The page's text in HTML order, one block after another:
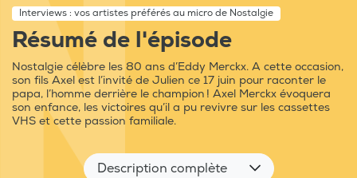
Interviews : vos artistes préférés au micro de Nostalgie
Résumé de l'épisode
Nostalgie célèbre les 80 ans d’Eddy Merckx. A cette occasion,
son fils Axel est l’invité de Julien ce 17 juin pour raconter le
papa, l’homme derrière le champion ! Axel Merckx évoquera
son enfance, les victoires qu’il a pu revivre sur les cassettes
VHS et cette passion familiale.
Description complète